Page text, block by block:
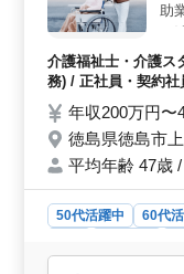
努めています。即
を重視した環境を
した福利厚生を通
供しています。
助
助
能
保
お
介護福祉士・介護ス
務) / 正社員・契約
年収200万円
徳島県徳島市
平均年齢 47歳
50代活躍中 60代